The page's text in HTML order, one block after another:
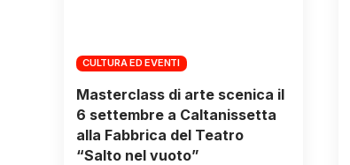
CULTURA ED EVENTI
Masterclass di arte scenica il
6 settembre a Caltanissetta
alla Fabbrica del Teatro
“Salto nel vuoto”